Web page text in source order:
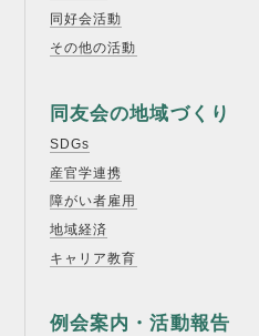
同好会活動
その他の活動
同友会の地域づくり
SDGs
産官学連携
障がい者雇用
地域経済
キャリア教育
例会案内・活動報告